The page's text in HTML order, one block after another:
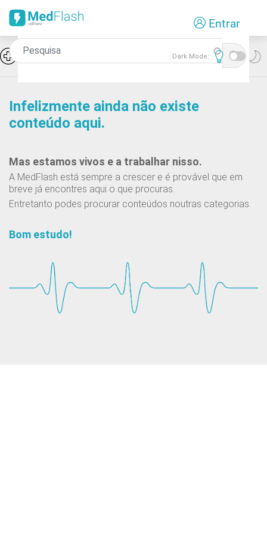
o
principal
Entrar
Icon Hiponatremia e SIADH Dark Mode:
Infelizmente ainda não existe
conteúdo aqui.
Mas estamos vivos e a trabalhar nisso.
A MedFlash está sempre a crescer e é provável que em
breve já encontres aqui o que procuras.
Entretanto podes procurar conteúdos noutras categorias.
Bom estudo!